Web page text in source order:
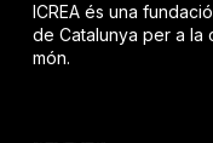
ICREA és una
de Catalunya per a la
món.